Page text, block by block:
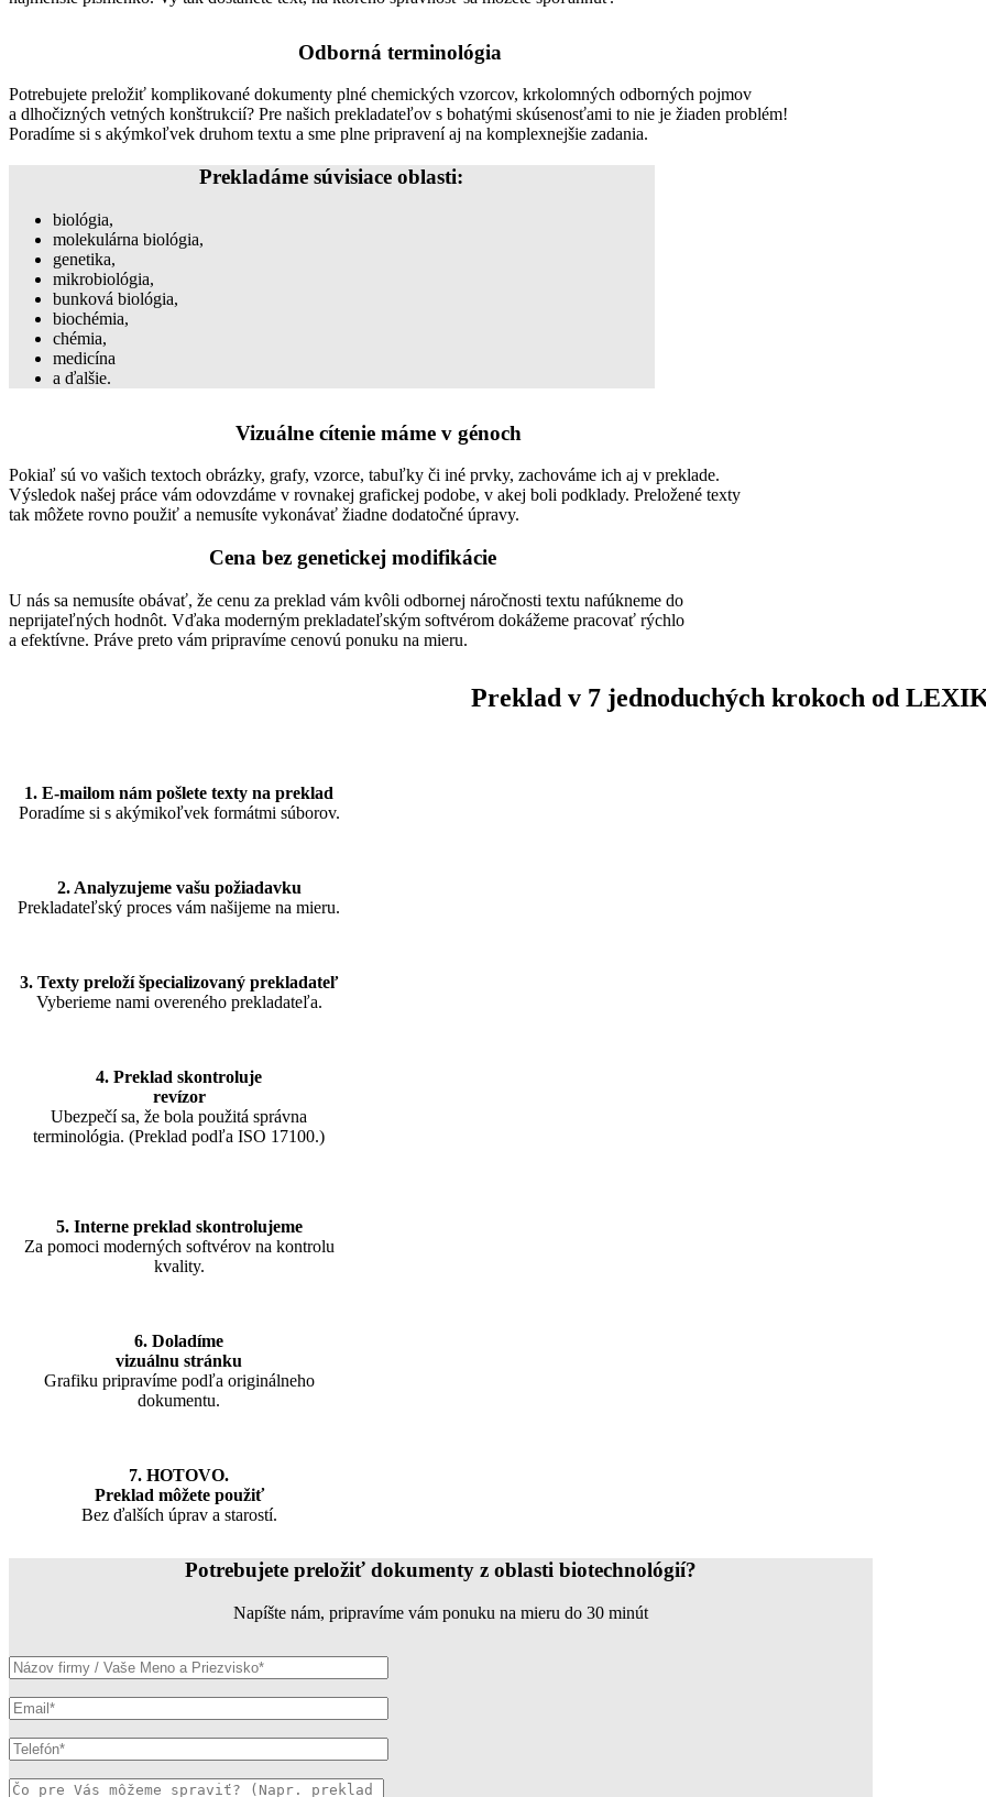
Odborná terminológia
Potrebujete preložiť komplikované dokumenty plné chemických vzorcov, krkolomných odborných pojmov
a dlhočizných vetných konštrukcií? Pre našich prekladateľov s bohatými skúsenosťami to nie je žiaden problém!
Poradíme si s akýmkoľvek druhom textu a sme plne pripravení aj na komplexnejšie zadania.
Prekladáme súvisiace oblasti:
biológia,
molekulárna biológia,
genetika,
mikrobiológia,
bunková biológia,
biochémia,
chémia,
medicína
a ďalšie.
Vizuálne cítenie máme v génoch
Pokiaľ sú vo vašich textoch obrázky, grafy, vzorce, tabuľky či iné prvky, zachováme ich aj v preklade.
Výsledok našej práce vám odovzdáme v rovnakej grafickej podobe, v akej boli podklady. Preložené texty
tak môžete rovno použiť a nemusíte vykonávať žiadne dodatočné úpravy.
Cena bez genetickej modifikácie
U nás sa nemusíte obávať, že cenu za preklad vám kvôli odbornej náročnosti textu nafúkneme do
neprijateľných hodnôt. Vďaka moderným prekladateľským softvérom dokážeme pracovať rýchlo
a efektívne. Práve preto vám pripravíme cenovú ponuku na mieru.
Preklad v 7 jednoduchých krokoch od
1. E-mailom nám pošlete texty na preklad
Poradíme si s akýmikoľvek formátmi súborov.
2. Analyzujeme vašu požiadavku
Prekladateľský proces vám našijeme na mieru.
3. Texty preloží špecializovaný prekladateľ
Vyberieme nami overeného prekladateľa.
4. Preklad skontroluje
revízor
Ubezpečí sa, že bola použitá správna
terminológia. (Preklad podľa ISO 17100.)
5. Interne preklad skontrolujeme
Za pomoci moderných softvérov na kontrolu
kvality.
6. Doladíme
vizuálnu stránku
Grafiku pripravíme podľa originálneho
dokumentu.
7. HOTOVO.
Preklad môžete použiť
Bez ďalších úprav a starostí.
Potrebujete preložiť dokumenty z oblasti biotechnológií?
Napíšte nám, pripravíme vám ponuku na mieru do 30 minút